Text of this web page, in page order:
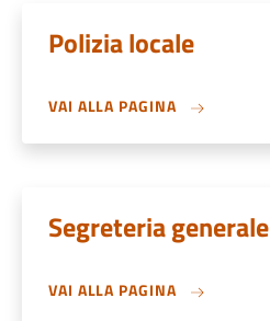
Polizia locale
VAI ALLA PAGINA
Segreteria generale
VAI ALLA PAGINA